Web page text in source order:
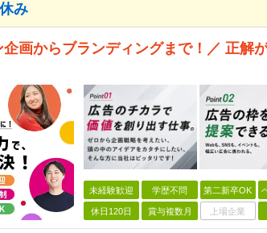
み
画からブランディングまで！／ 正解
未経験歓迎 学歴不問 第二新卒OK
休日120日 賞与複数月 上場企業